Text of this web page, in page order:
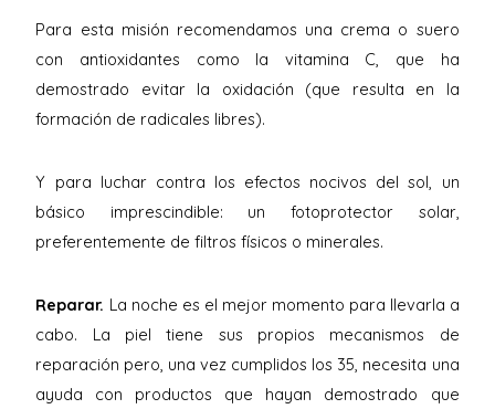
Para esta misión recomendamos una crema o suero
con antioxidantes como la vitamina C, que ha
demostrado evitar la oxidación (que resulta en la
formación de radicales libres).
Y para luchar contra los efectos nocivos del sol, un
básico imprescindible: un fotoprotector solar,
preferentemente de filtros físicos o minerales.
Reparar. La noche es el mejor momento para llevarla a
cabo. La piel tiene sus propios mecanismos de
reparación pero, una vez cumplidos los 35, necesita una
ayuda con productos que hayan demostrado que